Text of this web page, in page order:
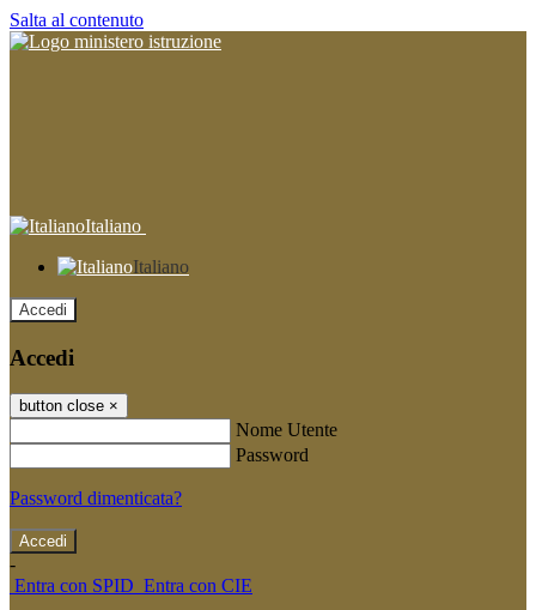
Salta al contenuto
Italiano
Italiano
Accedi
Accedi
button close ×
Nome Utente
Password
Password dimenticata?
-
Entra con SPID Entra con CIE